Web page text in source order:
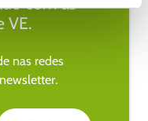
VE.
nas redes